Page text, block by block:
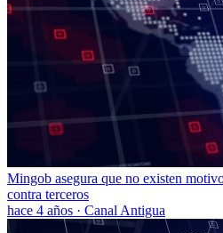
Mingob asegura que no existen
contra terceros
hace 4 años · Canal Antigua